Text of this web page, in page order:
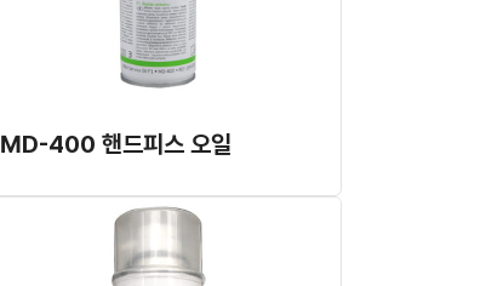
MD-400 핸드피스 오일